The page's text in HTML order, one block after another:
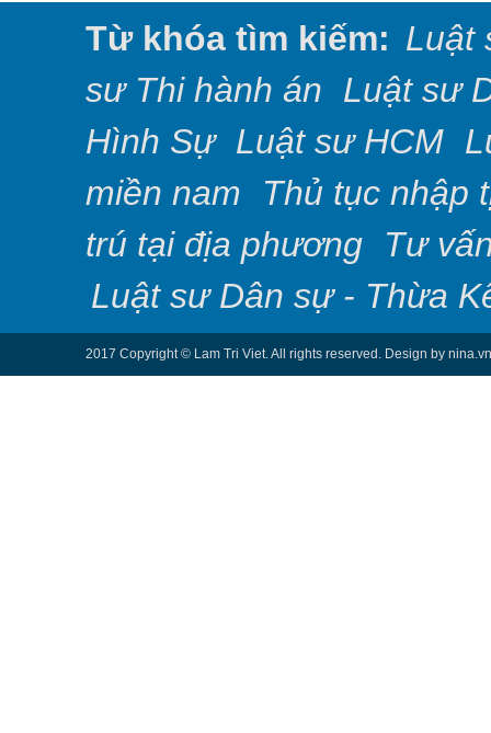
Từ khóa tìm kiếm: Luật
sư Thi hành án Luật sư
Hình Sự Luật sư HCM
miền nam
Thủ tục nhập
trú tại địa phương
Tư
Luật sư Dân sự - Thừa
2017 Copyright © Lam Tri Viet. All rights reserved. Design by nina.vn